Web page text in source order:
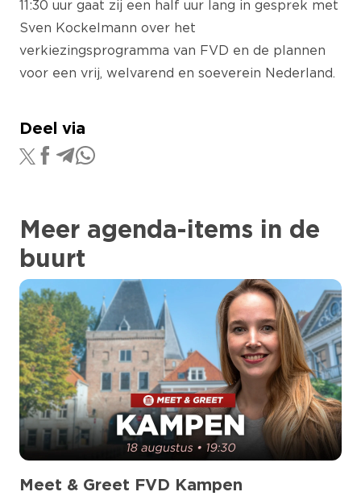
11:30 uur gaat zij een half uur lang in gesprek met
Sven Kockelmann over het
verkiezingsprogramma van FVD en de plannen
voor een vrij, welvarend en soeverein Nederland.
Deel via
Meer agenda-items in de
buurt
Meet & Greet FVD Kampen